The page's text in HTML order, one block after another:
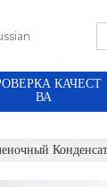
КАЧЕСТ
ВА